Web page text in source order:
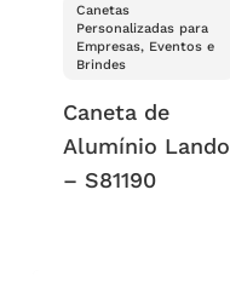
Canetas
Personalizadas para
Empresas, Eventos e
Brindes
Caneta de
Alumínio Lando
– S81190